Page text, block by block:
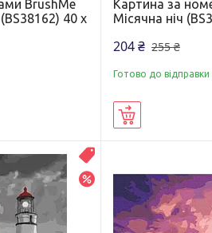
BrushMe
40 х
Картина за
Місячна ніч
204 ₴ 255 ₴
Готово до відправки